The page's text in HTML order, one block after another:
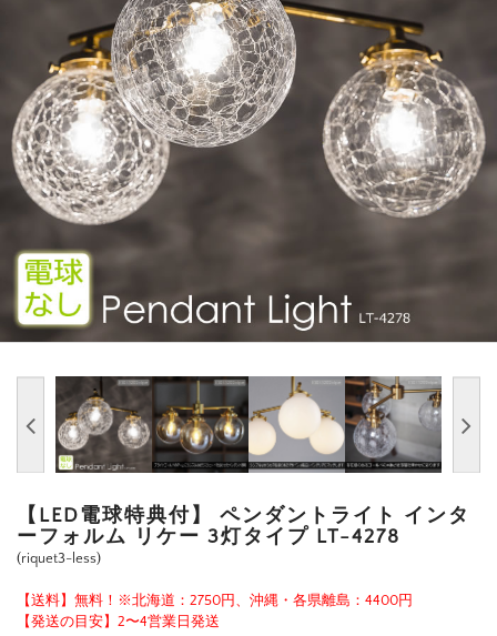
【LED電球特典付】 ペンダントライト インタ
ーフォルム リケー 3灯タイプ LT-4278
(riquet3-less)
【送料】無料！※北海道：2750円、沖縄・各県離島：4400円
【発送の目安】2〜4営業日発送